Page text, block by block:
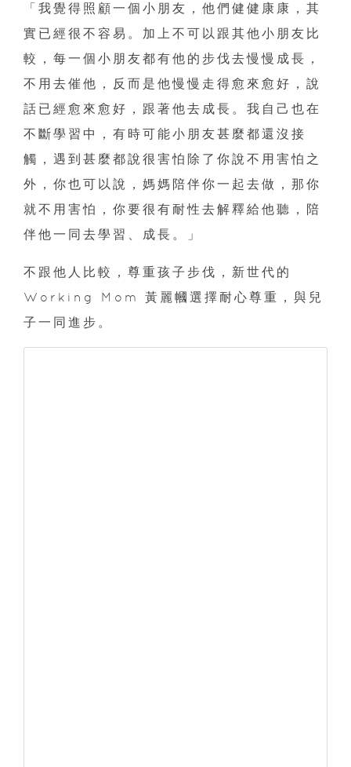
「我覺得照顧一個小朋友，他們健健康康，其
實已經很不容易。加上不可以跟其他小朋友比
較，每一個小朋友都有他的步伐去慢慢成長，
不用去催他，反而是他慢慢走得愈來愈好，說
話已經愈來愈好，跟著他去成長。我自己也在
不斷學習中，有時可能小朋友甚麼都還沒接
觸，遇到甚麼都說很害怕除了你說不用害怕之
外，你也可以說，媽媽陪伴你一起去做，那你
就不用害怕，你要很有耐性去解釋給他聽，陪
伴他一同去學習、成長。」
不跟他人比較，尊重孩子步伐，新世代的
Working Mom 黃麗幗選擇耐心尊重，與兒
子一同進步。